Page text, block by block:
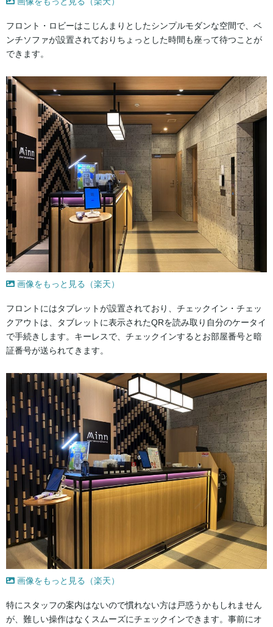
フロント・ロビーはこじんまりとしたシンプルモダンな空間で、ベ
ンチソファが設置されておりちょっとした時間も座って待つことが
できます。
画像をもっと見る（楽天）
フロントにはタブレットが設置されており、チェックイン・チェッ
クアウトは、タブレットに表示されたQRを読み取り自分のケータイ
で手続きします。キーレスで、チェックインするとお部屋番号と暗
証番号が送られてきます。
画像をもっと見る（楽天）
特にスタッフの案内はないので慣れない方は戸惑うかもしれません
が、難しい操作はなくスムーズにチェックインできます。事前にオ